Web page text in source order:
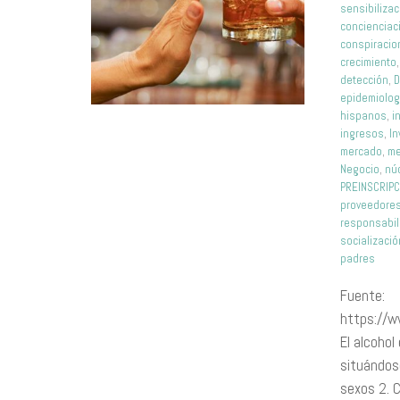
crecimiento
detección,
hispanos,
ingresos,
mercado,
Negocio,
padres
Fuente:
https://
El
sexos 2.